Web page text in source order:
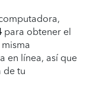
para obtener el
en línea, así que
de tu